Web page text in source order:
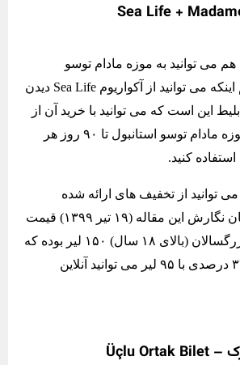
هم می توانید به موزه مادام توسو
استانبول بروید و هم اینکه می توانید از آکواریوم Sea Life دیدن
این است که می توانید با خرید آن از
وب سایت رسمی موزه مادام توسو استانبول تا ۹۰ روز هر
کنید.
توانید از تخفیف های ارائه شده
استفاده کنید. در زمان نگارش این مقاله (۱۹ تیر ۱۳۹۹) قیمت
این نوع بلیط برای بزرگسالان (بالای ۱۸ سال) ۱۵۰ لیر بوده که
با احتساب تخفیف ۳۷ درصدی با ۹۵ لیر می توانید آنلاین